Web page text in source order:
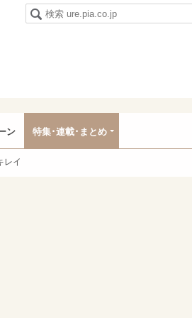
ン 特集･連載･まとめ
レイ